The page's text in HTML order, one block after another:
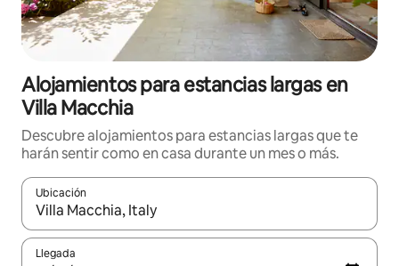
Alojamientos para estancias largas en
Villa Macchia
Descubre alojamientos para estancias largas que te
harán sentir como en casa durante un mes o más.
Ubicación
Cuando los resultados estén disponibles, podrás navegar
Llegada